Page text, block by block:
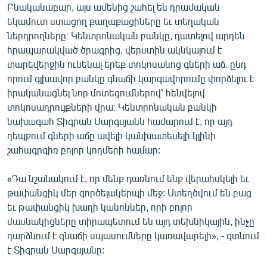
ՓՈԴՔԱՍԹ
Հայերեն
English
Русский
ՀԵՏԵՎԵՔ ՄԵԶ
«Ազատության» բոլոր կայքերը
Բնականաբար, այս ամենից շահել են դրամական
եկամուտ ստացող քաղաքացիները եւ տեղական
ներդրողները։ Կենտրոնական բանկը, դատելով արդեն
հրապարակված ծրագրից, վերստին ակնկալում է
տարեվերջին ունենալ երեք տոկոսանոց գների աճ. ընդ
որում գլխավոր բանկը գնաճի կարգավորումը փորձելու է
իրականացնել նոր մոտեցումներով՝ հենվելով
տոկոսադրույքների վրա։ Կենտրոնական բանկի
նախագահ Տիգրան Սարգսյանն համարում է, որ այդ
դեպքում գների աճը ավելի կանխատեսելի կլինի
շահագրգիռ բոլոր կողմերի համար:
«Դա նշանակում է, որ մենք դառնում ենք վերահսկելի եւ
թափանցիկ մեր գործելակերպի մեջ: Ստեղծվում են բաց
եւ թափանցիկ խաղի կանոններ, որի բոլոր
մասնակիցները տիրապետում են այդ տեխնիկային, ինչը
դարձնում է գնաճի սպասումները կառավարելի», - գտնում
է Տիգրան Սարգսյանը: